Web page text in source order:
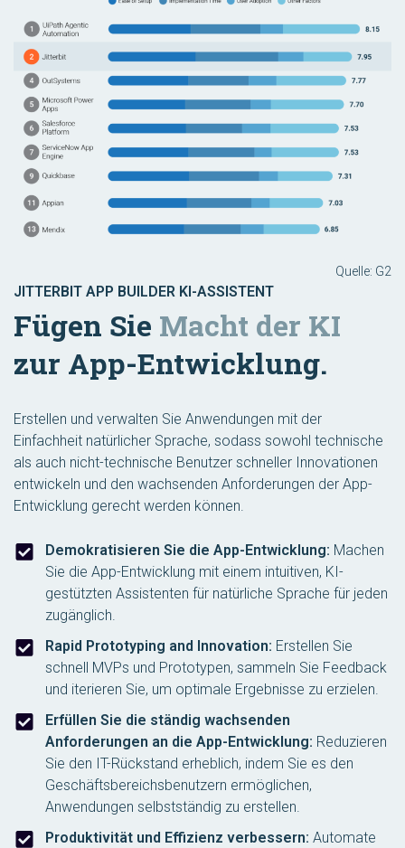
Quelle: G2
JITTERBIT APP BUILDER KI-ASSISTENT
Fügen Sie Macht der KI
zur App-Entwicklung.
Erstellen und verwalten Sie Anwendungen mit der
Einfachheit natürlicher Sprache, sodass sowohl technische
als auch nicht-technische Benutzer schneller Innovationen
entwickeln und den wachsenden Anforderungen der App-
Entwicklung gerecht werden können.
Demokratisieren Sie die App-Entwicklung: Machen
Sie die App-Entwicklung mit einem intuitiven, KI-
gestützten Assistenten für natürliche Sprache für jeden
zugänglich.
Rapid Prototyping and Innovation: Erstellen Sie
schnell MVPs und Prototypen, sammeln Sie Feedback
und iterieren Sie, um optimale Ergebnisse zu erzielen.
Erfüllen Sie die ständig wachsenden
Anforderungen an die App-Entwicklung: Reduzieren
Sie den IT-Rückstand erheblich, indem Sie es den
Geschäftsbereichsbenutzern ermöglichen,
Anwendungen selbstständig zu erstellen.
Produktivität und Effizienz verbessern: Automate